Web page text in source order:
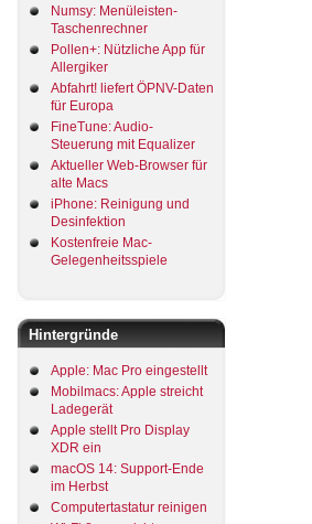
Numsy: Menüleisten-
Taschenrechner
Pollen+: Nützliche App für
Allergiker
Abfahrt! liefert ÖPNV-Daten
für Europa
FineTune: Audio-
Steuerung mit Equalizer
Aktueller Web-Browser für
alte Macs
iPhone: Reinigung und
Desinfektion
Kostenfreie Mac-
Gelegenheitsspiele
Hintergründe
Apple: Mac Pro eingestellt
Mobilmacs: Apple streicht
Ladegerät
Apple stellt Pro Display
XDR ein
macOS 14: Support-Ende
im Herbst
Computertastatur reinigen